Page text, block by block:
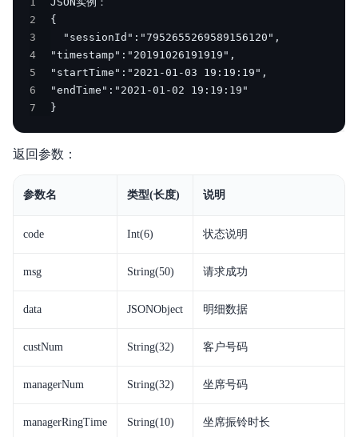
2
3
4
5
6
7
}
返回参数：
参数名 类型(长度) 说明
code Int(6) 状态说明
msg String(50) 请求成功
data JSONObject 明细数据
custNum String(32) 客户号码
managerNum String(32) 坐席号码
managerRingTime String(10) 坐席振铃时长